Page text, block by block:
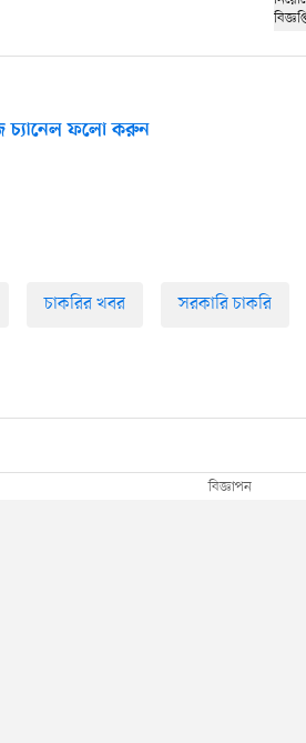
চ্যানেল ফলো করুন
চাকরির খবর সরকারি চাকরি